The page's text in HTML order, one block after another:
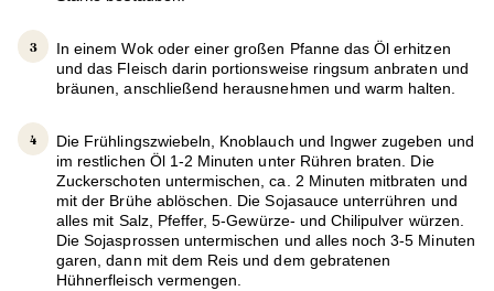
In einem Wok oder einer großen Pfanne das Öl erhitzen
und das Fleisch darin portionsweise ringsum anbraten und
bräunen, anschließend herausnehmen und warm halten.
Die Frühlingszwiebeln, Knoblauch und Ingwer zugeben und
im restlichen Öl 1-2 Minuten unter Rühren braten. Die
Zuckerschoten untermischen, ca. 2 Minuten mitbraten und
mit der Brühe ablöschen. Die Sojasauce unterrühren und
alles mit Salz, Pfeffer, 5-Gewürze- und Chilipulver würzen.
Die Sojasprossen untermischen und alles noch 3-5 Minuten
garen, dann mit dem Reis und dem gebratenen
Hühnerfleisch vermengen.